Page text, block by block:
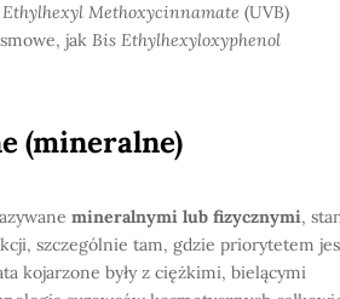
Ethylhexyl Methoxycinnamate (UVB)
jak Bis Ethylhexyloxyphenol
(mineralne)
mineralnymi lub fizycznymi,
szczególnie tam, gdzie priorytetem
kojarzone były z ciężkimi, bielącymi